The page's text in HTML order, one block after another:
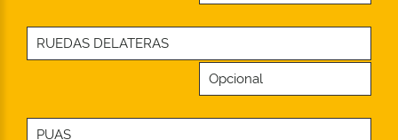
RUEDAS DELATERAS
Opcional
PUAS